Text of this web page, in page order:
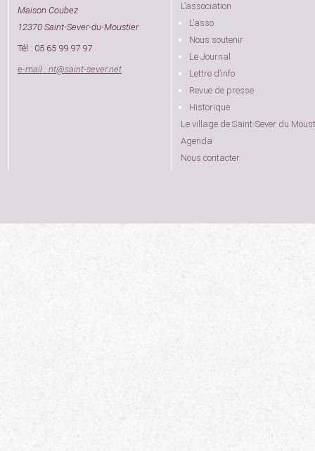
Maison Coubez
12370 Saint-Sever-du-Moustier
Tél : 05 65 99 97 97
e-mail : nt@saint-sever.net
L’association
L’asso
Nous soutenir
Le Journal
Lettre d’info
Revue de presse
Historique
Le village de Saint-Sever du
Agenda
Nous contacter